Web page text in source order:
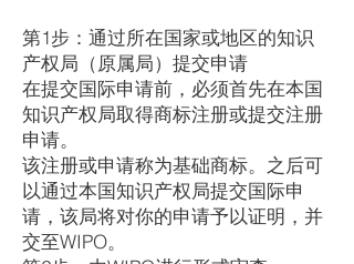
第1步：通过所在国家或地区的知识
产权局（原属局）提交申请
在提交国际申请前，必须首先在本国
知识产权局取得商标注册或提交注册
申请。
该注册或申请称为基础商标。之后可
以通过本国知识产权局提交国际申
请，该局将对你的申请予以证明，并
交至WIPO。